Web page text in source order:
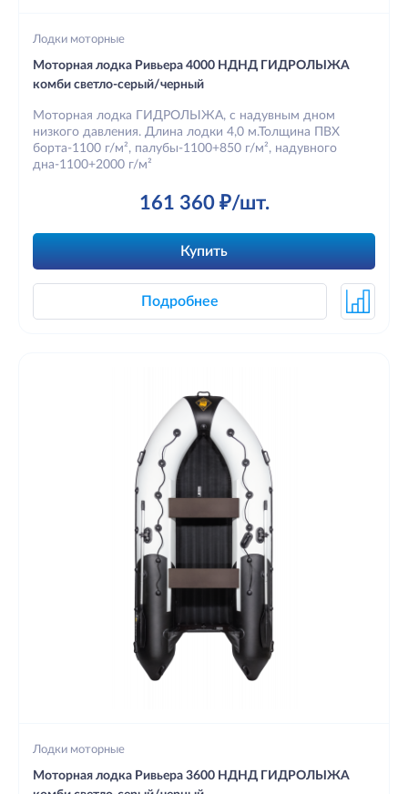
Лодки моторные
Моторная лодка Ривьера 4000 НДНД ГИДРОЛЫЖА
комби светло-серый/черный
Моторная лодка ГИДРОЛЫЖА, с надувным дном
низкого давления. Длина лодки 4,0 м.Толщина ПВХ
борта-1100 г/м², палубы-1100+850 г/м², надувного
дна-1100+2000 г/м²
161 360 ₽/шт.
Купить
Подробнее
Лодки моторные
Моторная лодка Ривьера 3600 НДНД ГИДРОЛЫЖА